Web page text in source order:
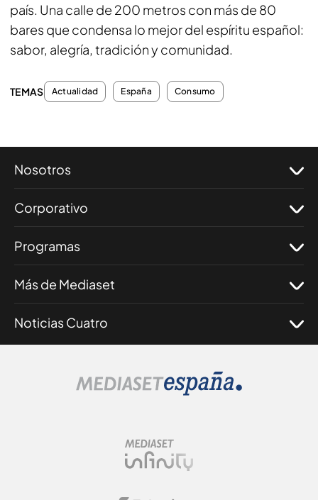
país. Una calle de 200 metros con más de 80
bares que condensa lo mejor del espíritu español:
sabor, alegría, tradición y comunidad.
TEMAS Actualidad España Consumo
Nosotros
Corporativo
Programas
Más de Mediaset
Noticias Cuatro